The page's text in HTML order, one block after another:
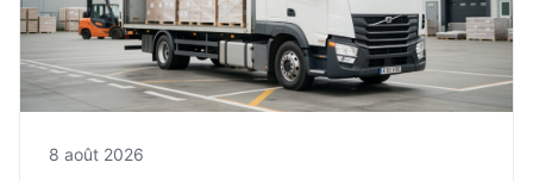
8 août 2026